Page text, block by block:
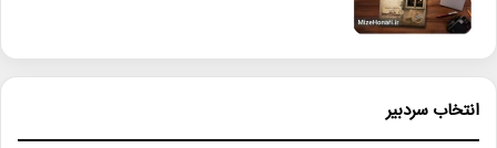
انتخاب سردبیر